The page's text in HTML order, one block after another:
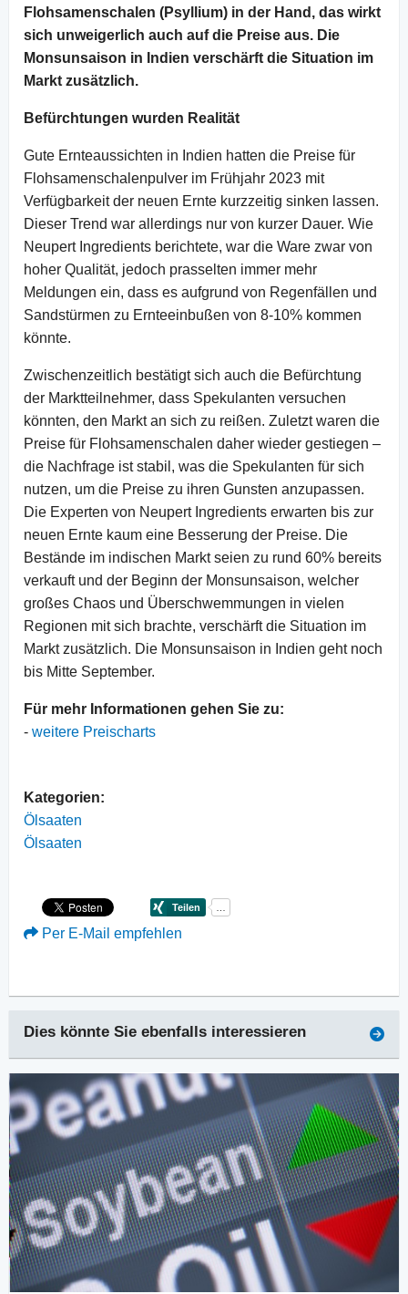
Flohsamenschalen (Psyllium) in der Hand, das wirkt
sich unweigerlich auch auf die Preise aus. Die
Monsunsaison in Indien verschärft die Situation im
Markt zusätzlich.
Befürchtungen wurden Realität
Gute Ernteaussichten in Indien hatten die Preise für
Flohsamenschalenpulver im Frühjahr 2023 mit
Verfügbarkeit der neuen Ernte kurzzeitig sinken lassen.
Dieser Trend war allerdings nur von kurzer Dauer. Wie
Neupert Ingredients berichtete, war die Ware zwar von
hoher Qualität, jedoch prasselten immer mehr
Meldungen ein, dass es aufgrund von Regenfällen und
Sandstürmen zu Ernteeinbußen von 8-10% kommen
könnte.
Zwischenzeitlich bestätigt sich auch die Befürchtung
der Marktteilnehmer, dass Spekulanten versuchen
könnten, den Markt an sich zu reißen. Zuletzt waren die
Preise für Flohsamenschalen daher wieder gestiegen –
die Nachfrage ist stabil, was die Spekulanten für sich
nutzen, um die Preise zu ihren Gunsten anzupassen.
Die Experten von Neupert Ingredients erwarten bis zur
neuen Ernte kaum eine Besserung der Preise. Die
Bestände im indischen Markt seien zu rund 60% bereits
verkauft und der Beginn der Monsunsaison, welcher
großes Chaos und Überschwemmungen in vielen
Regionen mit sich brachte, verschärft die Situation im
Markt zusätzlich. Die Monsunsaison in Indien geht noch
bis Mitte September.
Für mehr Informationen gehen Sie zu:
- weitere Preischarts
Kategorien:
Ölsaaten
Ölsaaten
Per E-Mail empfehlen
Dies könnte Sie ebenfalls interessieren